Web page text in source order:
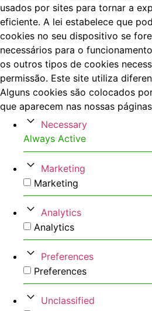
usados por sites para tornar a
eficiente. A lei estabelece que
cookies no seu dispositivo se
necessários para o
os outros tipos de cookies
permissão. Este site utiliza
Alguns cookies são colocados
que aparecem nas nossas
Necessary
Always Active
Marketing
Marketing
Analytics
Analytics
Preferences
Preferences
Unclassified